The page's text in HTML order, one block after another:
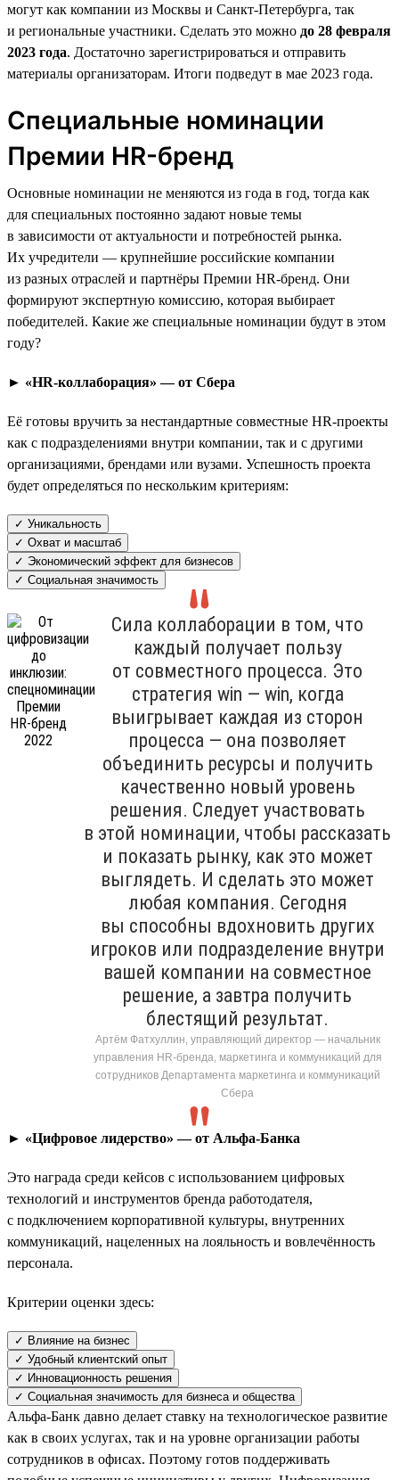
могут как компании из Москвы и Санкт-Петербурга, так
и региональные участники. Сделать это можно до 28 февраля
2023 года. Достаточно зарегистрироваться и отправить
материалы организаторам. Итоги подведут в мае 2023 года.
Специальные номинации
Премии HR-бренд
Основные номинации не меняются из года в год, тогда как
для специальных постоянно задают новые темы
в зависимости от актуальности и потребностей рынка.
Их учредители — крупнейшие российские компании
из разных отраслей и партнёры Премии HR-бренд. Они
формируют экспертную комиссию, которая выбирает
победителей. Какие же специальные номинации будут в этом
году?
► «HR-коллаборация» — от Сбера
Её готовы вручить за нестандартные совместные HR-проекты
как с подразделениями внутри компании, так и с другими
организациями, брендами или вузами. Успешность проекта
будет определяться по нескольким критериям:
✓ Уникальность
✓ Охват и масштаб
✓ Экономический эффект для бизнесов
✓ Социальная значимость
Сила коллаборации в том, что
каждый получает пользу
от совместного процесса. Это
стратегия win — win, когда
выигрывает каждая из сторон
процесса — она позволяет
объединить ресурсы и получить
качественно новый уровень
решения. Следует участвовать
в этой номинации, чтобы рассказать
и показать рынку, как это может
выглядеть. И сделать это может
любая компания. Сегодня
вы способны вдохновить других
игроков или подразделение внутри
вашей компании на совместное
решение, а завтра получить
блестящий результат.
Артём Фатхуллин, управляющий директор — начальник
управления HR-бренда, маркетинга и коммуникаций для
сотрудников Департамента маркетинга и коммуникаций
Сбера
► «Цифровое лидерство» — от Альфа-Банка
Это награда среди кейсов с использованием цифровых
технологий и инструментов бренда работодателя,
с подключением корпоративной культуры, внутренних
коммуникаций, нацеленных на лояльность и вовлечённость
персонала.
Критерии оценки здесь:
✓ Влияние на бизнес
✓ Удобный клиентский опыт
✓ Инновационность решения
✓ Социальная значимость для бизнеса и общества
Альфа-Банк давно делает ставку на технологическое развитие
как в своих услугах, так и на уровне организации работы
сотрудников в офисах. Поэтому готов поддерживать